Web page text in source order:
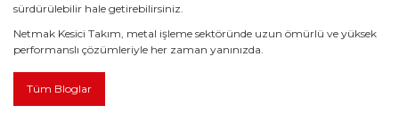
sürdürülebilir hale getirebilirsiniz.
Netmak Kesici Takım, metal işleme sektöründe uzun ömürlü ve yüksek
performanslı çözümleriyle her zaman yanınızda.
Tüm Bloglar